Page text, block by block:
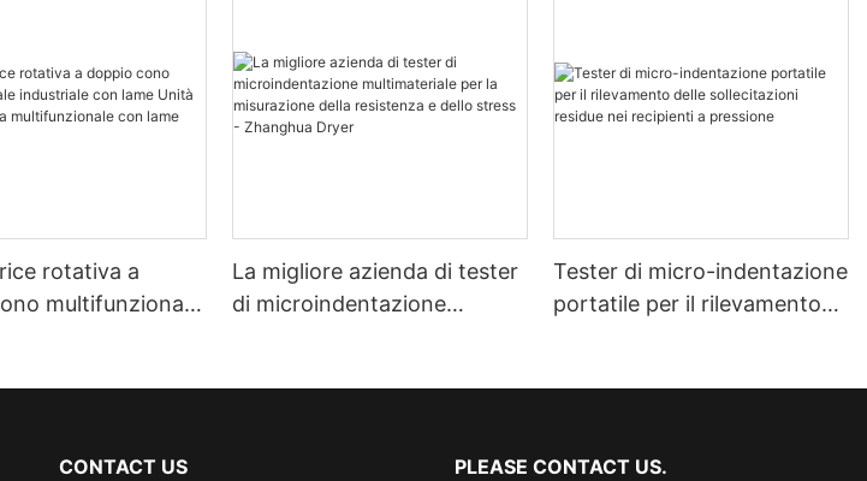
rotativa a
multifunzionale
La migliore azienda di tester
di microindentazione
Tester di micro-indentazione
portatile per il rilevamento
CONTACT US PLEASE CONTACT US.